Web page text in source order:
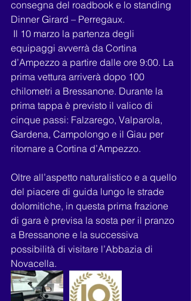
consegna del roadbook e lo standing
Dinner Girard – Perregaux.
Il 10 marzo la partenza degli
equipaggi avverrà da Cortina
d’Ampezzo a partire dalle ore 9:00. La
prima vettura arriverà dopo 100
chilometri a Bressanone. Durante la
prima tappa è previsto il valico di
cinque passi: Falzarego, Valparola,
Gardena, Campolongo e il Giau per
ritornare a Cortina d’Ampezzo.
Oltre all’aspetto naturalistico e a quello
del piacere di guida lungo le strade
dolomitiche, in questa prima frazione
di gara è previsa la sosta per il pranzo
a Bressanone e la successiva
possibilità di visitare l’Abbazia di
Novacella.